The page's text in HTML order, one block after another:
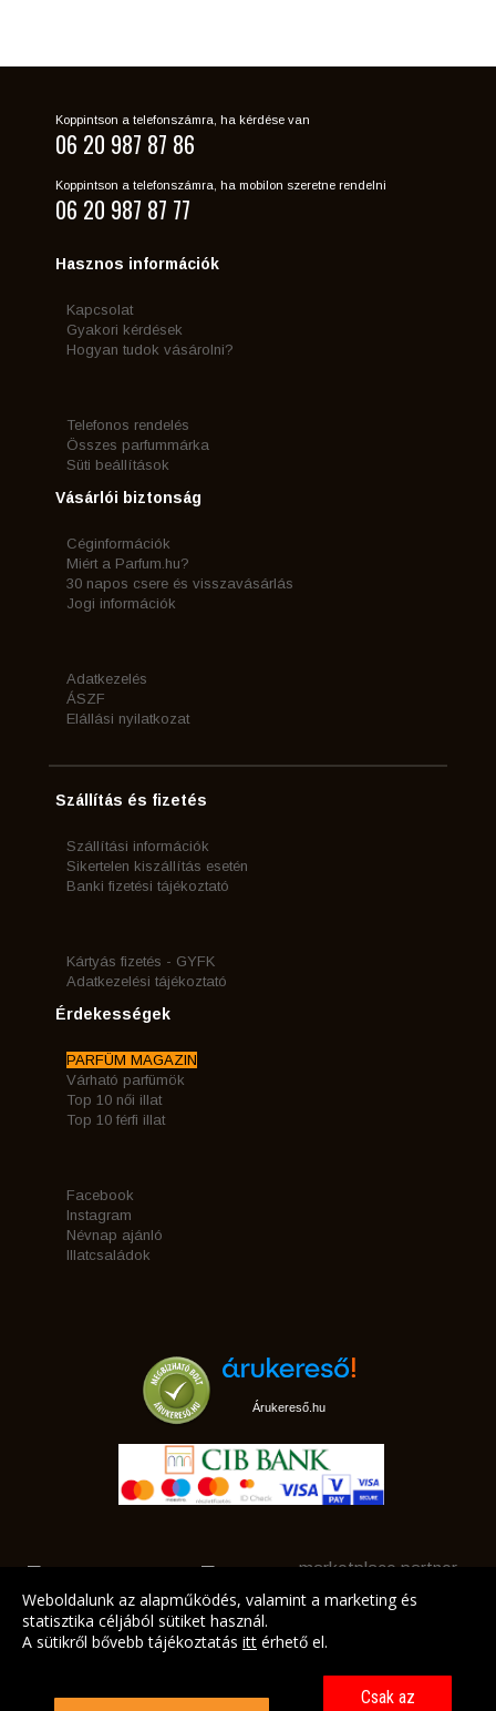
Koppintson a telefonszámra, ha kérdése van
06 20 987 87 86
Koppintson a telefonszámra, ha mobilon szeretne rendelni
06 20 987 87 77
Hasznos információk
Kapcsolat
Gyakori kérdések
Hogyan tudok vásárolni?
Telefonos rendelés
Összes parfummárka
Süti beállítások
Vásárlói biztonság
Céginformációk
Miért a Parfum.hu?
30 napos csere és visszavásárlás
Jogi információk
Adatkezelés
ÁSZF
Elállási nyilatkozat
Szállítás és fizetés
Szállítási információk
Sikertelen kiszállítás esetén
Banki fizetési tájékoztató
Kártyás fizetés - GYFK
Adatkezelési tájékoztató
Érdekességek
PARFÜM MAGAZIN
Várható parfümök
Top 10 női illat
Top 10 férfi illat
Facebook
Instagram
Névnap ajánló
Illatcsaládok
Árukereső.hu
marketplace partner
Weboldalunk az alapműködés, valamint a marketing és
statisztika céljából sütiket használ.
A sütikről bővebb tájékoztatás itt érhető el.
Csak az